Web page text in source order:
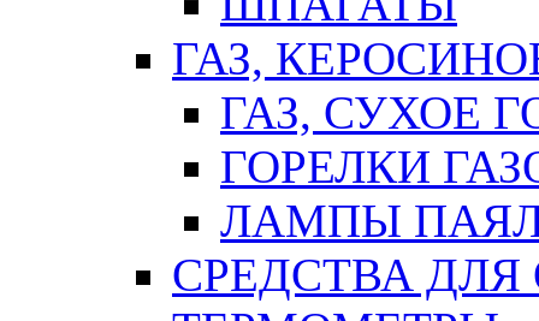
ГАЗ,
ГАЗ, СУХОЕ
ГОРЕЛКИ
ЛАМПЫ
СРЕДСТВА